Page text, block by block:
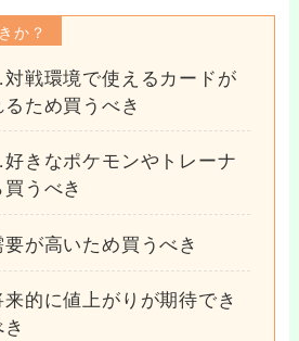
か？
戦環境で使えるカードが
ため買うべき
きなポケモンやトレーナ
うべき
が高いため買うべき
的に値上がりが期待でき